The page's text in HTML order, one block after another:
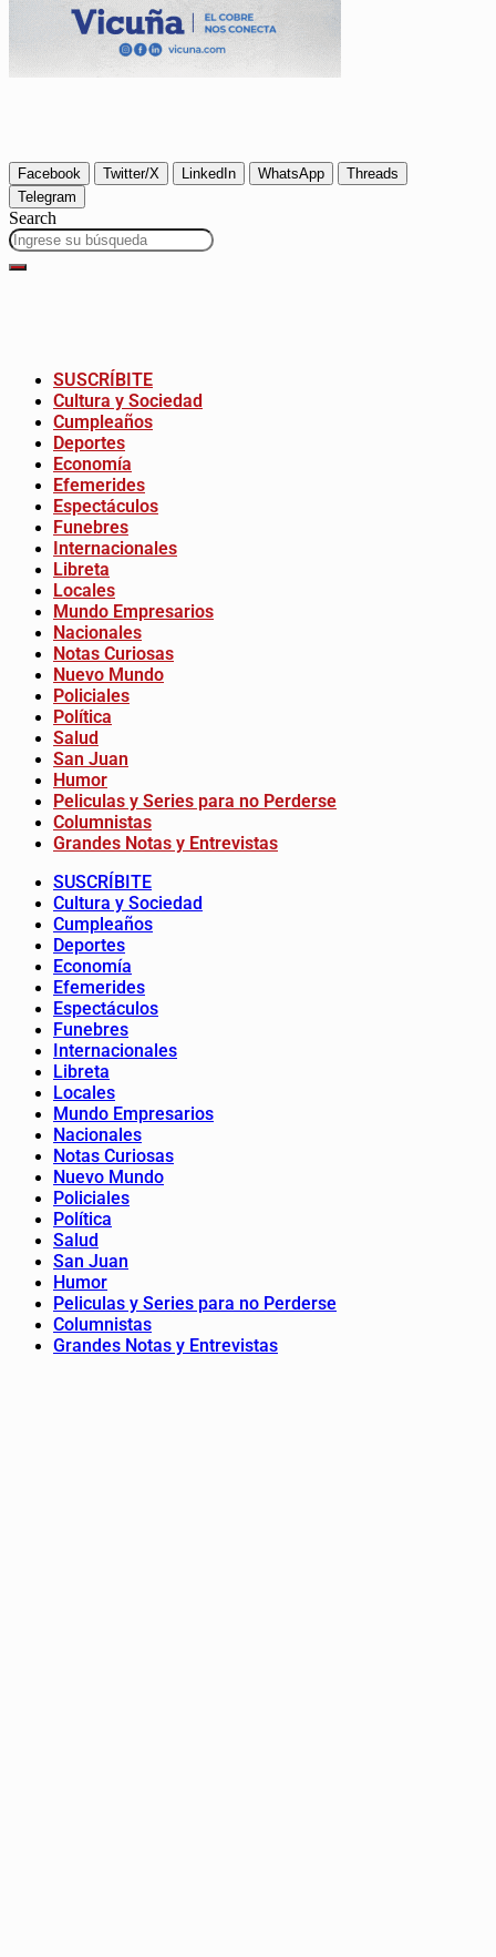
Facebook Twitter/X LinkedIn WhatsApp
Threads
Telegram
Search
SUSCRÍBITE
Cultura y Sociedad
Cumpleaños
Deportes
Economía
Efemerides
Espectáculos
Funebres
Internacionales
Libreta
Locales
Mundo Empresarios
Nacionales
Notas Curiosas
Nuevo Mundo
Policiales
Política
Salud
San Juan
Humor
Peliculas y Series para no Perderse
Columnistas
Grandes Notas y Entrevistas
SUSCRÍBITE
Cultura y Sociedad
Cumpleaños
Deportes
Economía
Efemerides
Espectáculos
Funebres
Internacionales
Libreta
Locales
Mundo Empresarios
Nacionales
Notas Curiosas
Nuevo Mundo
Policiales
Política
Salud
San Juan
Humor
Peliculas y Series para no Perderse
Columnistas
Grandes Notas y Entrevistas